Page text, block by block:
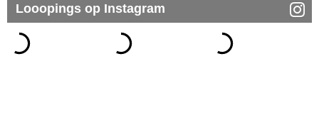
Looopings op Instagram